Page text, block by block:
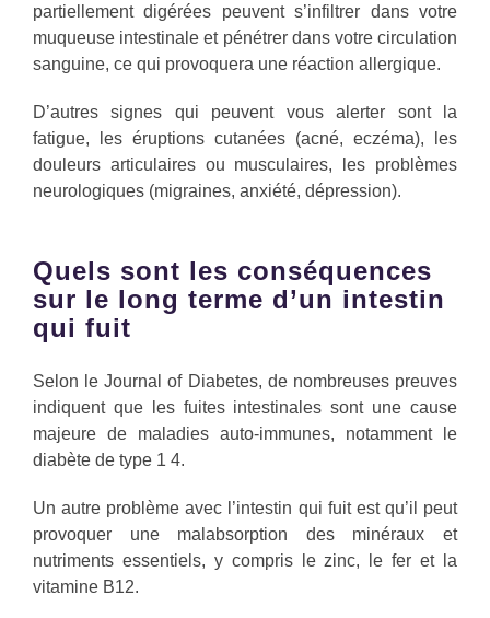
partiellement digérées peuvent s’infiltrer dans votre
muqueuse intestinale et pénétrer dans votre circulation
sanguine, ce qui provoquera une réaction allergique.
D’autres signes qui peuvent vous alerter sont la
fatigue, les éruptions cutanées (acné, eczéma), les
douleurs articulaires ou musculaires, les problèmes
neurologiques (migraines, anxiété, dépression).
Quels sont les conséquences
sur le long terme d’un intestin
qui fuit
Selon le Journal of Diabetes, de nombreuses preuves
indiquent que les fuites intestinales sont une cause
majeure de maladies auto-immunes, notamment le
diabète de type 1 4.
Un autre problème avec l’intestin qui fuit est qu’il peut
provoquer une malabsorption des minéraux et
nutriments essentiels, y compris le zinc, le fer et la
vitamine B12.